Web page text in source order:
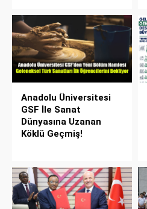
Anadolu Üniversitesi
GSF İle Sanat
Dünyasına Uzanan
Köklü Geçmiş!